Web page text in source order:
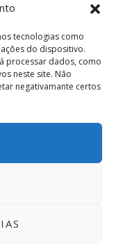
tecnologias como
do dispositivo.
processar dados, como
neste site. Não
negativamante certos